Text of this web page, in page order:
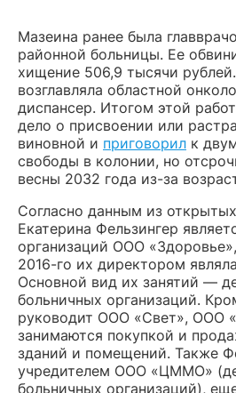
Мазеина ранее была
районной больницы. Ее
хищение 506,9 тысячи
возглавляла областной
диспансер. Итогом этой
дело о присвоении или
виновной и приговорил к
свободы в колонии, но
весны 2032 года из-за
Согласно данным из
Екатерина Фельзингер
организаций ООО
2016-го их директором
Основной вид их занятий —
больничных организаций.
руководит ООО «Свет», ООО
занимаются покупкой и
зданий и помещений. Также
учредителем ООО «ЦММО»
больничных организаций),